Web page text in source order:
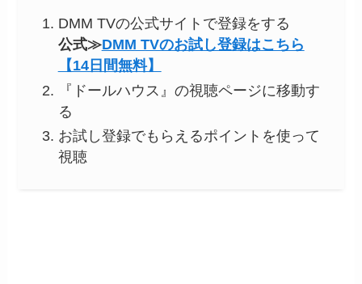
DMM TVの公式サイトで登録をする
公式≫DMM TVのお試し登録はこちら
【14日間無料】
『ドールハウス』の視聴ページに移動す
る
お試し登録でもらえるポイントを使って
視聴